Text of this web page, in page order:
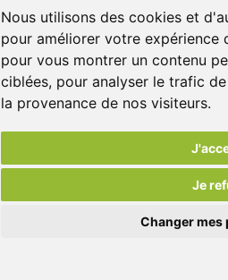
Nous utilisons des cookies et
pour améliorer votre expérience
pour vous montrer un contenu
ciblées, pour analyser le trafic
la provenance de nos visiteurs.
Je
Changer mes